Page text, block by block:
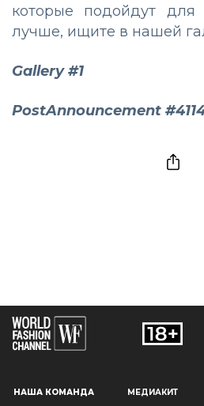
Наш сайт использует файлы
которые подойдут для
лучше, ищите в нашей
Gallery #1
PostAnnouncement
НАША КОМАНДА МЕДИАКИТ